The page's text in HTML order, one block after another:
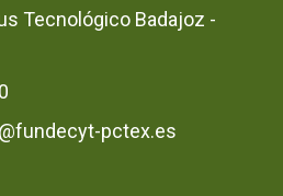
Tecnológico Badajoz -
pctex.es